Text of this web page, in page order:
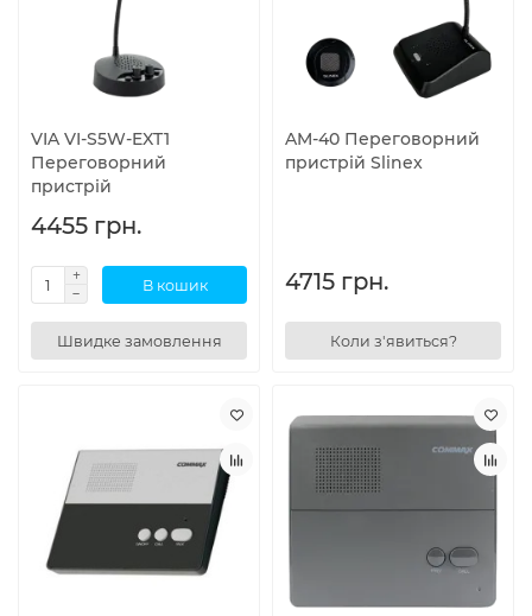
VIA VI-S5W-EXT1
Переговорний
пристрій
4455 грн.
В кошик
Швидке замовлення
AM-40 Переговорний
пристрій Slinex
4715 грн.
Коли з'явиться?